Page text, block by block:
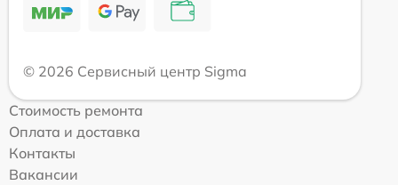
© 2026 Сервисный центр Sigma
Стоимость ремонта
Оплата и доставка
Контакты
Вакансии